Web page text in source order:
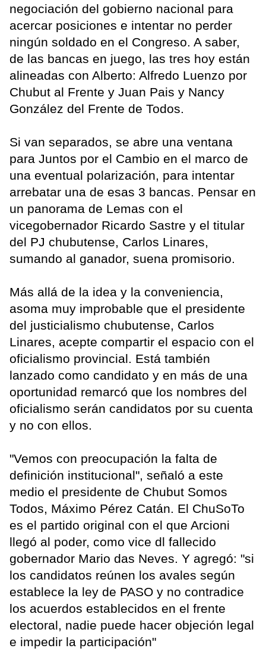
negociación del gobierno nacional para
acercar posiciones e intentar no perder
ningún soldado en el Congreso. A saber,
de las bancas en juego, las tres hoy están
alineadas con Alberto: Alfredo Luenzo por
Chubut al Frente y Juan Pais y Nancy
González del Frente de Todos.
Si van separados, se abre una ventana
para Juntos por el Cambio en el marco de
una eventual polarización, para intentar
arrebatar una de esas 3 bancas. Pensar en
un panorama de Lemas con el
vicegobernador Ricardo Sastre y el titular
del PJ chubutense, Carlos Linares,
sumando al ganador, suena promisorio.
Más allá de la idea y la conveniencia,
asoma muy improbable que el presidente
del justicialismo chubutense, Carlos
Linares, acepte compartir el espacio con el
oficialismo provincial. Está también
lanzado como candidato y en más de una
oportunidad remarcó que los nombres del
oficialismo serán candidatos por su cuenta
y no con ellos.
"Vemos con preocupación la falta de
definición institucional", señaló a este
medio el presidente de Chubut Somos
Todos, Máximo Pérez Catán. El ChuSoTo
es el partido original con el que Arcioni
llegó al poder, como vice dl fallecido
gobernador Mario das Neves. Y agregó: "si
los candidatos reúnen los avales según
establece la ley de PASO y no contradice
los acuerdos establecidos en el frente
electoral, nadie puede hacer objeción legal
e impedir la participación"